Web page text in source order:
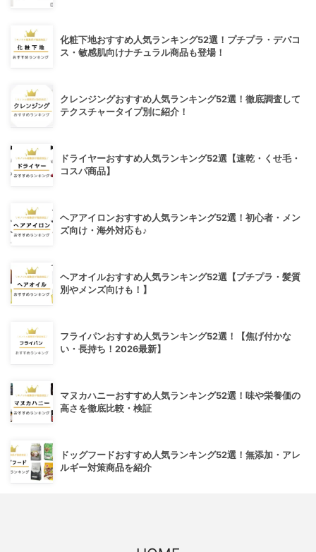
化粧下地おすすめ人気ランキング52選！プチプラ・デパコ
ス・敏感肌向けナチュラル商品も登場！
クレンジングおすすめ人気ランキング52選！徹底調査して
テクスチャータイプ別に紹介！
ドライヤーおすすめ人気ランキング52選【速乾・くせ毛・
コスパ商品】
ヘアアイロンおすすめ人気ランキング52選！初心者・メン
ズ向け・海外対応も♪
ヘアオイルおすすめ人気ランキング52選【プチプラ・髪質
別やメンズ向けも！】
フライパンおすすめ人気ランキング52選！【焦げ付かな
い・長持ち！2026最新】
マヌカハニーおすすめ人気ランキング52選！味や栄養価の
高さを徹底比較・検証
ドッグフードおすすめ人気ランキング52選！無添加・アレ
ルギー対策商品を紹介